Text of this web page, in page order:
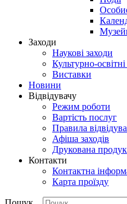
Заходи
Наукові заходи
Культурно-
Виставки
Новини
Відвідувачу
Режим роботи
Вартість послуг
Правила
Афіша заходів
Друкована
Контакти
Контактна
Карта проїзду